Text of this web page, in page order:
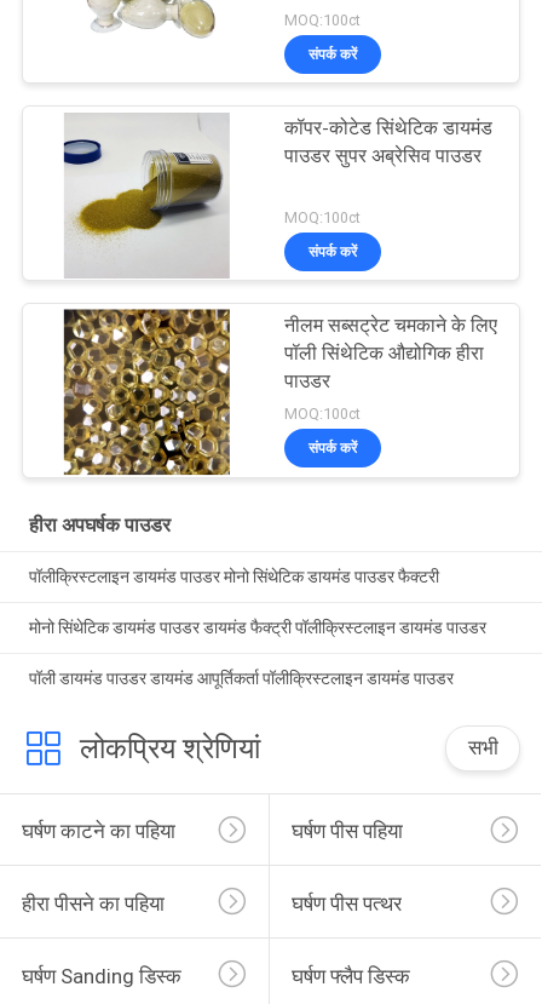
MOQ:100ct
संपर्क करें
कॉपर-कोटेड सिंथेटिक डायमंड
पाउडर सुपर अब्रेसिव पाउडर
MOQ:100ct
संपर्क करें
नीलम सब्सट्रेट चमकाने के लिए
पॉली सिंथेटिक औद्योगिक हीरा
पाउडर
MOQ:100ct
संपर्क करें
हीरा अपघर्षक पाउडर
पॉलीक्रिस्टलाइन डायमंड पाउडर मोनो सिंथेटिक डायमंड पाउडर फैक्टरी
मोनो सिंथेटिक डायमंड पाउडर डायमंड फैक्ट्री पॉलीक्रिस्टलाइन डायमंड पाउडर
पॉली डायमंड पाउडर डायमंड आपूर्तिकर्ता पॉलीक्रिस्टलाइन डायमंड पाउडर
लोकप्रिय श्रेणियां सभी
घर्षण काटने का पहिया घर्षण पीस पहिया
हीरा पीसने का पहिया घर्षण पीस पत्थर
घर्षण Sanding डिस्क घर्षण फ्लैप डिस्क